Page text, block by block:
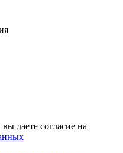
даете согласие на